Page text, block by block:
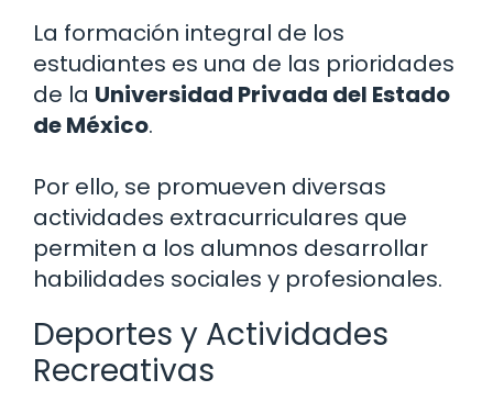
La formación integral de los
estudiantes es una de las prioridades
de la Universidad Privada del Estado
de México.
Por ello, se promueven diversas
actividades extracurriculares que
permiten a los alumnos desarrollar
habilidades sociales y profesionales.
Deportes y Actividades
Recreativas